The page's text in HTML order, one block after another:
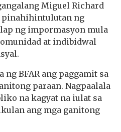
Miguel Richard
pinahihintulutan ng
ng impormasyon mula
at indibidwal
BFAR ang paggamit sa
paraan. Nagpaalala
na kagyat na iulat sa
ang mga ganitong